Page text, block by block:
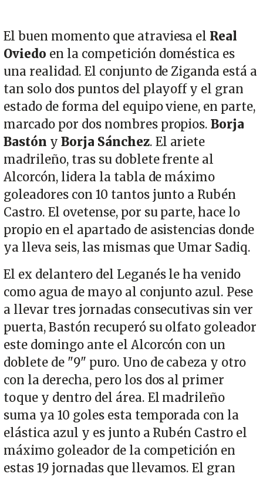
El buen momento que atraviesa el Real
Oviedo en la competición doméstica es
una realidad. El conjunto de Ziganda está a
tan solo dos puntos del playoff y el gran
estado de forma del equipo viene, en parte,
marcado por dos nombres propios.Borja
Bastón y Borja Sánchez. El ariete
madrileño, tras su doblete frente al
Alcorcón, lidera la tabla de máximo
goleadores con 10 tantos junto a Rubén
Castro. El ovetense, por su parte, hace lo
propio en el apartado de asistencias donde
ya lleva seis, las mismas que Umar Sadiq.
El ex delantero del Leganés le ha venido
como agua de mayo al conjunto azul. Pese
a llevar tres jornadas consecutivas sin ver
puerta, Bastón recuperó su olfato goleador
este domingo ante el Alcorcón con un
doblete de "9" puro. Uno de cabeza y otro
con la derecha, pero los dos al primer
toque y dentro del área. El madrileño
suma ya 10 goles esta temporada con la
elástica azul y es junto a Rubén Castro el
máximo goleador de la competición en
estas 19 jornadas que llevamos. El gran